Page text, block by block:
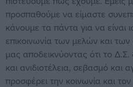
προσπαθούμε να είμαστε
κάνουμε τα πάντα για να είναι
επικοινωνία των μελών και
μας αποδεικνύοντας ότι το Δ.Σ.
και ανιδιοτέλεια, σεβασμό και
προσφέρει την κοινωνία και